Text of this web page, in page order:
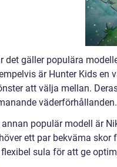
det gäller populära
är Hunter Kids
att välja mellan.
väderförhållanden.
annan populär modell är
ett par bekväma
sula för att ge